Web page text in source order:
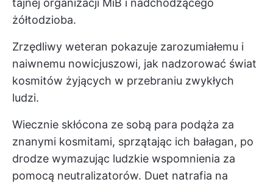
żółtodzioba.
Zrzędliwy weteran pokazuje zarozumiałemu i
naiwnemu nowicjuszowi, jak nadzorować świat
kosmitów żyjących w przebraniu zwykłych
ludzi.
Wiecznie skłócona ze sobą para podąża za
znanymi kosmitami, sprzątając ich bałagan, po
drodze wymazując ludzkie wspomnienia za
pomocą neutralizatorów. Duet natrafia na